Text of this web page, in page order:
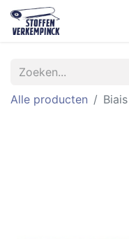
Alle producten